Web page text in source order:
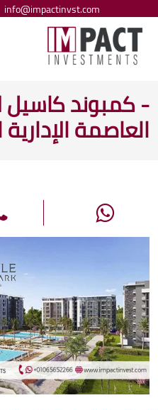
info@impactinvst.com
- كمبوند كاسيل
العاصمة